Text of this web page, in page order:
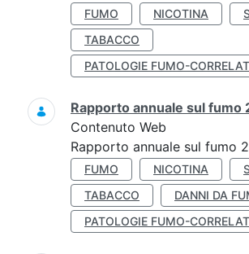
FUMO NICOTINA
TABACCO
PATOLOGIE FUMO-
Rapporto annuale sul fumo
Contenuto Web
Rapporto annuale sul fumo
FUMO NICOTINA
TABACCO
DANNI DA
PATOLOGIE FUMO-